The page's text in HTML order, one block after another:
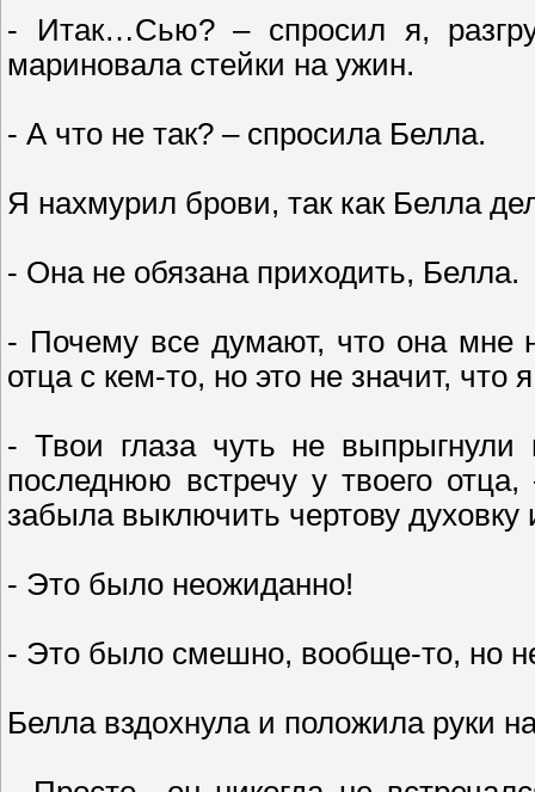
- Итак…Сью? – спросил я,
мариновала стейки на ужин.
- А что не так? – спросила Белла.
Я нахмурил брови, так как Белла
- Она не обязана приходить, Белла.
- Почему все думают, что она мне
отца с кем-то, но это не значит, что
- Твои глаза чуть не
последнюю встречу у твоего
забыла выключить чертову духовку
- Это было неожиданно!
- Это было смешно, вообще-то, но
Белла вздохнула и положила руки